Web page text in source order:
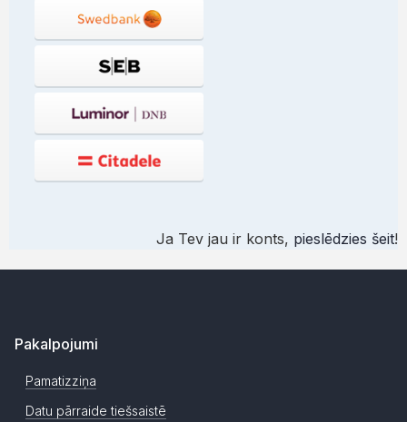
Ja Tev jau ir konts, pieslēdzies šeit!
Pakalpojumi
Pamatizziņa
Datu pārraide tiešsaistē